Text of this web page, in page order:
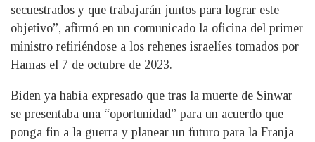
secuestrados y que trabajarán juntos para lograr este
objetivo”, afirmó en un comunicado la oficina del primer
ministro refiriéndose a los rehenes israelíes tomados por
Hamas el 7 de octubre de 2023.
Biden ya había expresado que tras la muerte de Sinwar
se presentaba una “oportunidad” para un acuerdo que
ponga fin a la guerra y planear un futuro para la Franja